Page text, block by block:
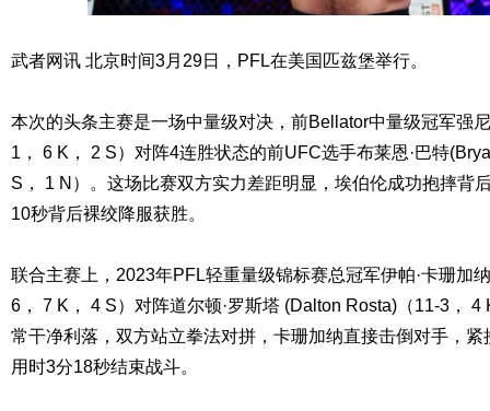
武者网讯 北京时间3月29日，PFL在美国匹兹堡举行。
本次的头条主赛是一场中量级对决，前Bellator中量级冠军强
1， 6 K， 2 S）对阵4连胜状态的前UFC选手布莱恩·巴特
S， 1 N）。这场比赛双方实力差距明显，埃伯伦成功抱摔背
10秒背后裸绞降服获胜。
联合主赛上，2023年PFL轻重量级锦标赛总冠军伊帕·卡珊加
6， 7 K， 4 S）对阵道尔顿·罗斯塔 (Dalton Rosta)（11-3，
常干净利落，双方站立拳法对拼，卡珊加纳直接击倒对手，
用时3分18秒结束战斗。